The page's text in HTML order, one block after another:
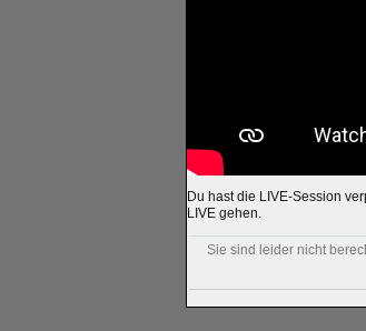
Du hast die LIVE-Session
LIVE gehen.
Sie sind leider nicht